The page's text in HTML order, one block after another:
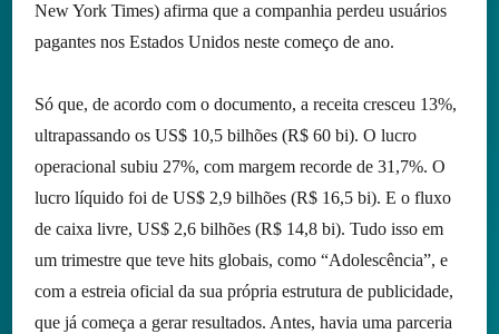
New York Times) afirma que a companhia perdeu usuários
pagantes nos Estados Unidos neste começo de ano.
Só que, de acordo com o documento, a receita cresceu 13%,
ultrapassando os US$ 10,5 bilhões (R$ 60 bi). O lucro
operacional subiu 27%, com margem recorde de 31,7%. O
lucro líquido foi de US$ 2,9 bilhões (R$ 16,5 bi). E o fluxo
de caixa livre, US$ 2,6 bilhões (R$ 14,8 bi). Tudo isso em
um trimestre que teve hits globais, como “Adolescência”, e
com a estreia oficial da sua própria estrutura de publicidade,
que já começa a gerar resultados. Antes, havia uma parceria